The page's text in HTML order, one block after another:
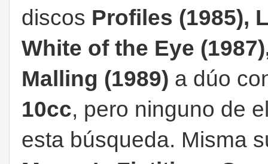
discos Profiles (1985),
White of the Eye
Malling (1989) a dúo
10cc, pero ninguno de
esta búsqueda. Misma